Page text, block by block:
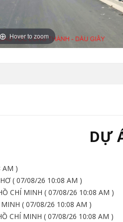
Hover to zoom
DỰ
AM )
( 07/08/26 10:08 AM )
CHÍ MINH ( 07/08/26 10:08 AM )
( 07/08/26 10:08 AM )
CHÍ MINH ( 07/08/26 10:08 AM )